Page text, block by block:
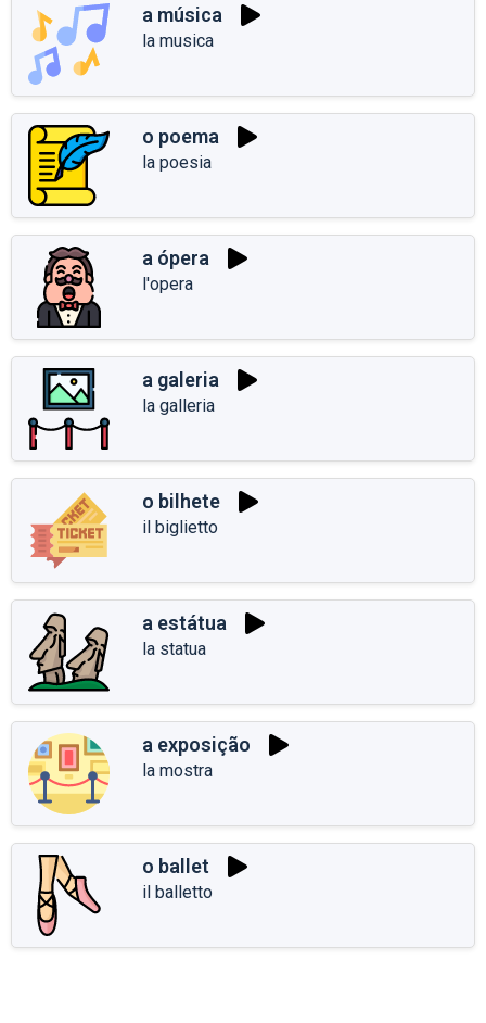
a música
la musica
o poema
la poesia
a ópera
l'opera
a galeria
la galleria
o bilhete
il biglietto
a estátua
la statua
a exposição
la mostra
o ballet
il balletto